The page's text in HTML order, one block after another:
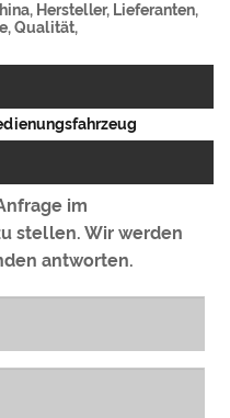
Hersteller, Lieferanten,
Qualität,
im
stellen. Wir werden
antworten.